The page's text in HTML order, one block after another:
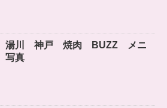
湯川 神戸 焼肉 BUZZ メニ
写真